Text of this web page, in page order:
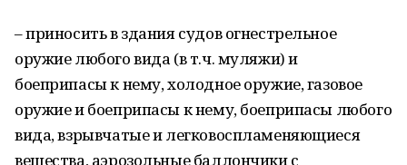
– приносить в здания судов огнестрельное
оружие любого вида (в т.ч. муляжи) и
боеприпасы к нему, холодное оружие, газовое
оружие и боеприпасы к нему, боеприпасы любого
вида, взрывчатые и легковоспламеняющиеся
вещества, аэрозольные баллончики с